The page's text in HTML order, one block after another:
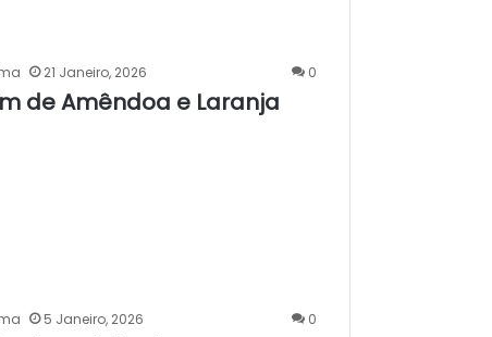
21 Janeiro, 2026 0
de Amêndoa e Laranja
5 Janeiro, 2026 0